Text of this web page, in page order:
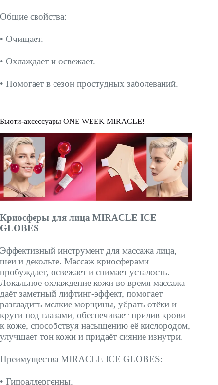
Общие свойства:
• Очищает.
• Охлаждает и освежает.
• Помогает в сезон простудных заболеваний.
Бьюти-аксессуары ONE WEEK MIRACLE!
Криосферы для лица MIRACLE ICE
GLOBES
Эффективный инструмент для массажа лица,
шеи и декольте. Массаж криосферами
пробуждает, освежает и снимает усталость.
Локальное охлаждение кожи во время массажа
даёт заметный лифтинг-эффект, помогает
разгладить мелкие морщины, убрать отёки и
круги под глазами, обеспечивает прилив крови
к коже, способствуя насыщению её кислородом,
улучшает тон кожи и придаёт сияние изнутри.
Преимущества MIRACLE ICE GLOBES:
• Гипоаллергенны.